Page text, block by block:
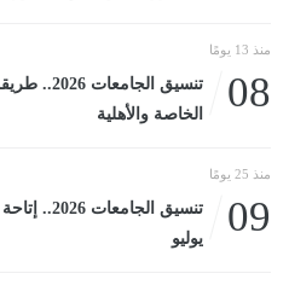
منذ 13 يومًا
08
تنسيق
الخاصة والأهلية
منذ 25 يومًا
09
يوليو